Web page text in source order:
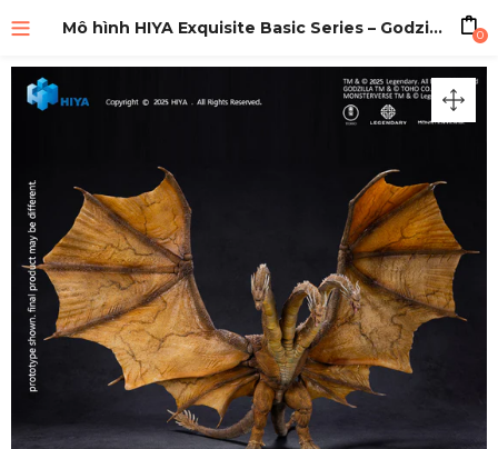
Mô hình HIYA Exquisite Basic Series – Godzilla King of the Monsters – King Ghidorah 0